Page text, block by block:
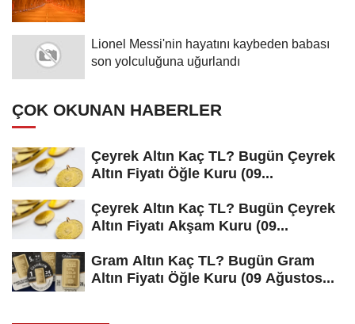
Lionel Messi'nin hayatını kaybeden babası
son yolculuğuna uğurlandı
ÇOK OKUNAN HABERLER
Çeyrek Altın Kaç TL? Bugün Çeyrek
Altın Fiyatı Öğle Kuru (09...
Çeyrek Altın Kaç TL? Bugün Çeyrek
Altın Fiyatı Akşam Kuru (09...
Gram Altın Kaç TL? Bugün Gram
Altın Fiyatı Öğle Kuru (09 Ağustos...